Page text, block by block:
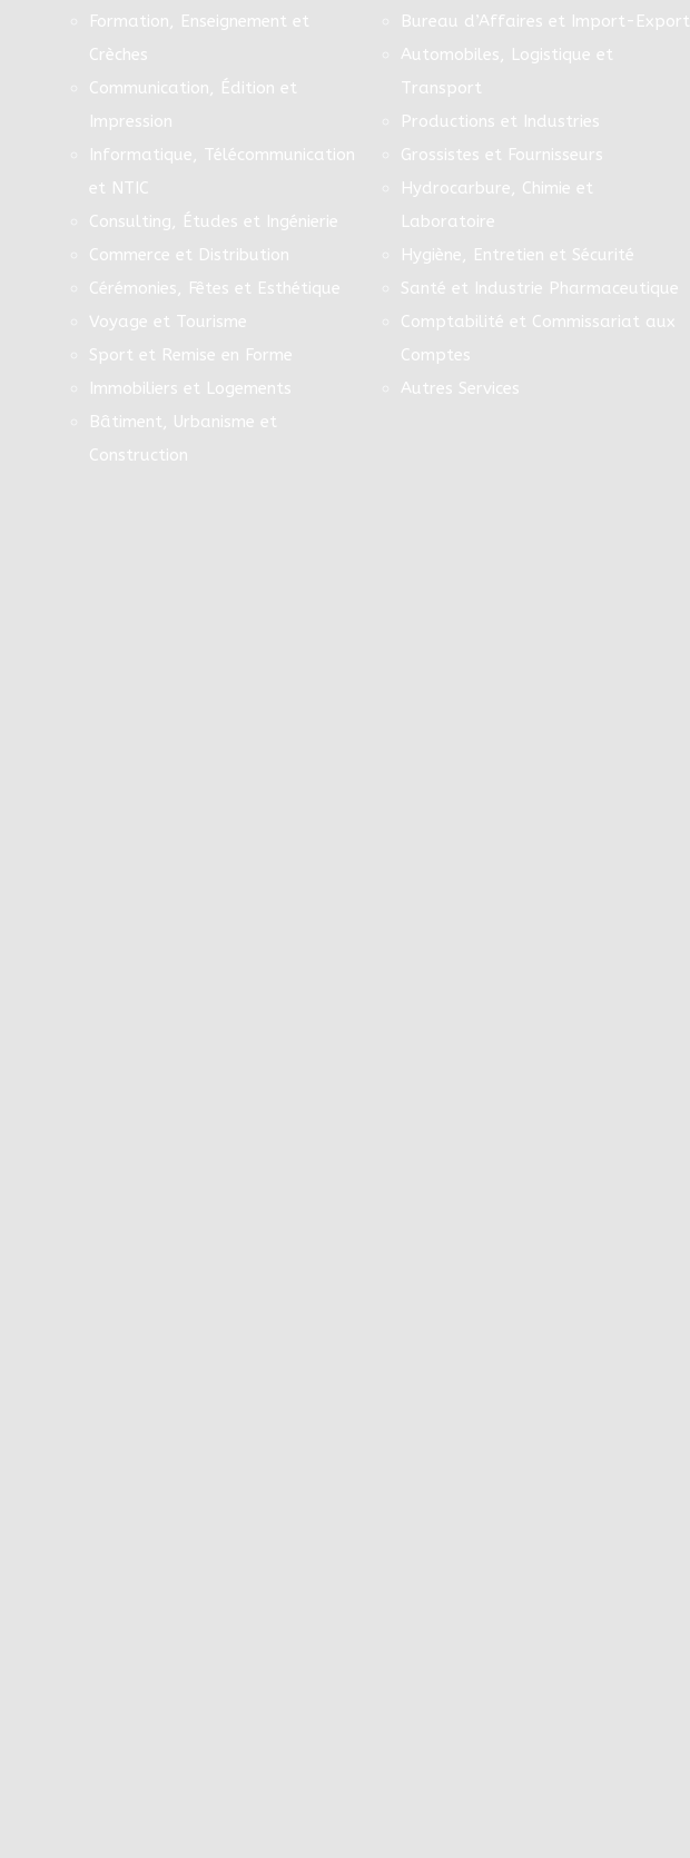
Formation, Enseignement et
Crèches
Communication, Édition et
Impression
Informatique, Télécommunication
et NTIC
Consulting, Études et Ingénierie
Commerce et Distribution
Cérémonies, Fêtes et Esthétique
Voyage et Tourisme
Sport et Remise en Forme
Immobiliers et Logements
Bâtiment, Urbanisme et
Construction
Bureau d’Affaires et Import-Export
Automobiles, Logistique et
Transport
Productions et Industries
Grossistes et Fournisseurs
Hydrocarbure, Chimie et
Laboratoire
Hygiène, Entretien et Sécurité
Santé et Industrie Pharmaceutique
Comptabilité et Commissariat aux
Comptes
Autres Services